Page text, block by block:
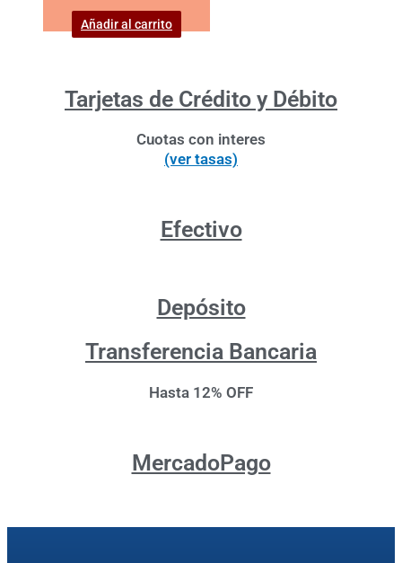
Añadir al carrito
Tarjetas de Crédito y Débito
Cuotas con interes
(ver tasas)
Efectivo
Depósito
Transferencia Bancaria
Hasta 12% OFF
MercadoPago